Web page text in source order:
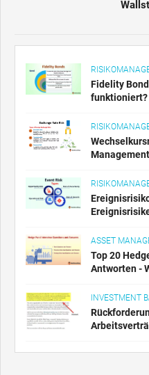
Fidelity
funktioniert?
ASSET
Top 20
Antworten -
INVESTMENT